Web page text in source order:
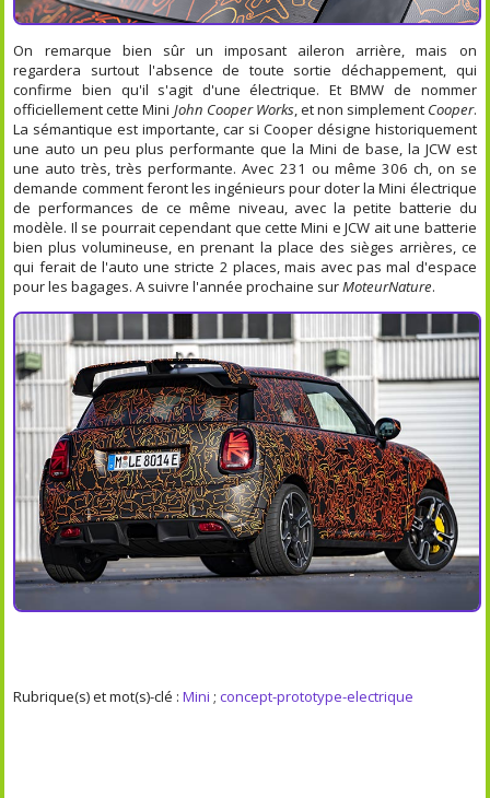
On remarque bien sûr un imposant aileron arrière, mais on
regardera surtout l'absence de toute sortie déchappement, qui
confirme bien qu'il s'agit d'une électrique. Et BMW de nommer
officiellement cette Mini John Cooper Works, et non simplement Cooper.
La sémantique est importante, car si Cooper désigne historiquement
une auto un peu plus performante que la Mini de base, la JCW est
une auto très, très performante. Avec 231 ou même 306 ch, on se
demande comment feront les ingénieurs pour doter la Mini électrique
de performances de ce même niveau, avec la petite batterie du
modèle. Il se pourrait cependant que cette Mini e JCW ait une batterie
bien plus volumineuse, en prenant la place des sièges arrières, ce
qui ferait de l'auto une stricte 2 places, mais avec pas mal d'espace
pour les bagages. A suivre l'année prochaine surMoteurNature.
Rubrique(s) et mot(s)-clé :Mini ;concept-prototype-electrique